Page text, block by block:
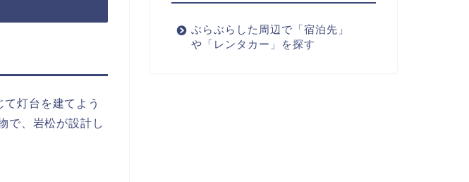
灯台を建てよう
で、岩松が設計し
ぶらぶらした周辺で「宿泊先」
や「レンタカー」を探す